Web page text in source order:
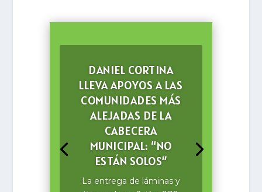
DANIEL CORTINA
LLEVA APOYOS A LAS
COMUNIDADES MÁS
ALEJADAS DE LA
CABECERA
MUNICIPAL: “NO
ESTÁN SOLOS”
La entrega de láminas y